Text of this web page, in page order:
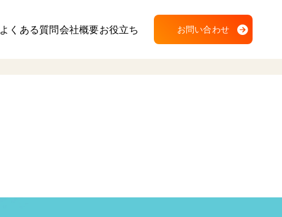
よくある質問会社概要お役立ち お問い合わせ